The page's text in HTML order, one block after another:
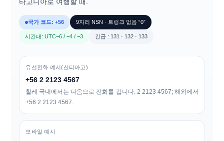
국가 코드: +56 9자리 NSN · 트렁크 없음 “0”
시간대: UTC−6 / −4 / −3 긴급 : 131 · 132 · 133
유선전화 예시(산티아고)
+56 2 2123 4567
칠레 국내에서는 다음으로 전화를 겁니다. 2 2123 4567; 해외에서
+56 2 2123 4567.
모바일 예시